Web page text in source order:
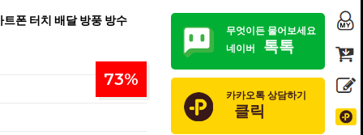
폰 터치 배달 방풍 방수
73%
무엇이든 물어보세요
네이버
톡톡
카카오톡 상담하기
클릭